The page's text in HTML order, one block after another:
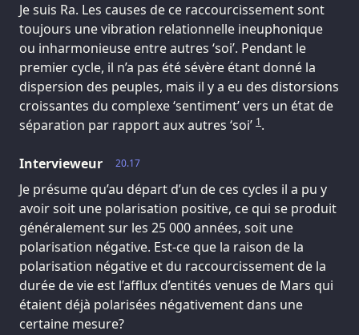
Je suis Ra. Les causes de ce raccourcissement sont
toujours une vibration relationnelle ineuphonique
ou inharmonieuse entre autres ‘soi’. Pendant le
premier cycle, il n’a pas été sévère étant donné la
dispersion des peuples, mais il y a eu des distorsions
croissantes du complexe ‘sentiment’ vers un état de
séparation par rapport aux autres ‘soi’ 1.
20.17
Intervieweur
Je présume qu’au départ d’un de ces cycles il a pu y
avoir soit une polarisation positive, ce qui se produit
généralement sur les 25 000 années, soit une
polarisation négative. Est-ce que la raison de la
polarisation négative et du raccourcissement de la
durée de vie est l’afflux d’entités venues de Mars qui
étaient déjà polarisées négativement dans une
certaine mesure?